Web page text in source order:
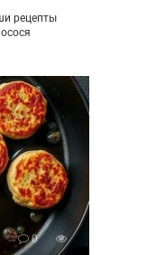
рецепты
0